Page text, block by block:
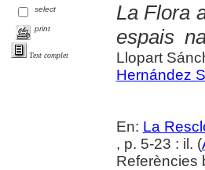
select
print
Text complet
La Flora
espais
Llopart
Hernández
En: La
, p. 5-23 : il. (
Referències